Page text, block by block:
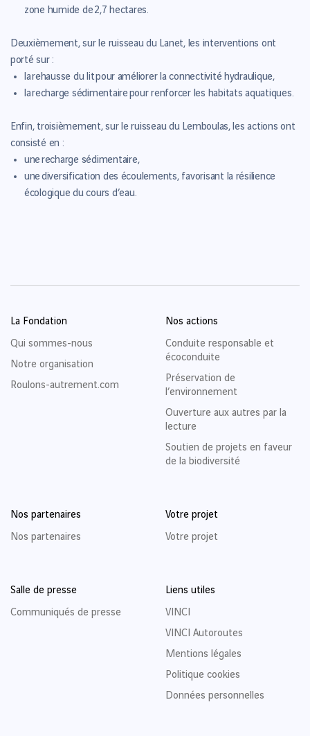
zone humide de 2,7 hectares.
Deuxièmement, sur le ruisseau du Lanet, les interventions ont
porté sur :
la rehausse du lit pour améliorer la connectivité hydraulique,
la recharge sédimentaire pour renforcer les habitats aquatiques.
Enfin, troisièmement, sur le ruisseau du Lemboulas, les actions ont
consisté en :
une recharge sédimentaire,
une diversification des écoulements, favorisant la résilience
écologique du cours d’eau.
La Fondation
Qui sommes-nous
Notre organisation
Roulons-autrement.com
Nos actions
Conduite responsable et
écoconduite
Préservation de
l’environnement
Ouverture aux autres par la
lecture
Soutien de projets en faveur
de la biodiversité
Nos partenaires
Nos partenaires
Votre projet
Votre projet
Salle de presse
Communiqués de presse
Liens utiles
VINCI
VINCI Autoroutes
Mentions légales
Politique cookies
Données personnelles